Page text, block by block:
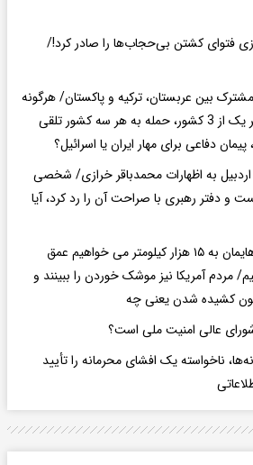
فتوای کشتن بی‌حجاب‌ها را صادر کرد!/
مشترک بین عربستان، ترکیه و پاکستان/ هرگونه
حمله مسلحانه علیه هر یک از 3 کشور، حمله به هر سه کشور تلقی
دفاعی برای مهار ایران یا اسرائیل؟
به اظهارات محمدباقر خرازی/ شخصی
و دفتر رهبری با صراحت آن را رد کرد، آیا
با افزایش برد موشک هایمان به ۱۵ هزار کیلومتر می خواهیم عمق
مردم آمریکا نیز موشک خوردن را ببینند و
کشیده شدن یعنی چه
‌عالی امنیت ملی است؟
ناخواسته یک افشای محرمانه را تأیید